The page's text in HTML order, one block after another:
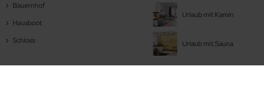
Schwabstedt
Bauernhof
Hausboot
Schloss
Urlaub mit Kamin
Urlaub mit Sauna